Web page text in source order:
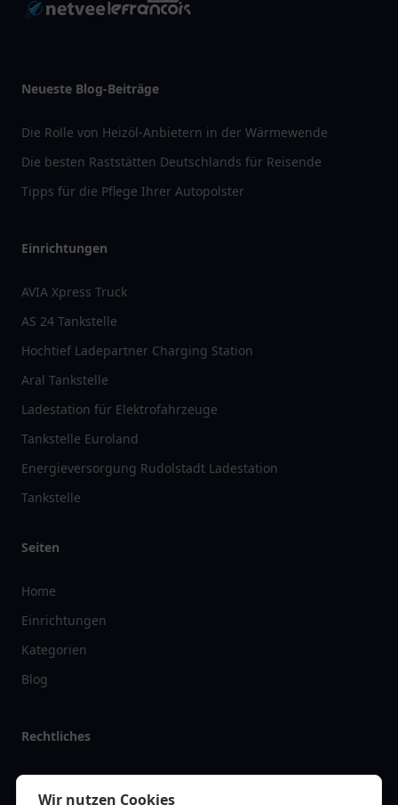
Neueste Blog-Beiträge
Die Rolle von Heizöl-Anbietern in der Wärmewende
Die besten Raststätten Deutschlands für Reisende
Tipps für die Pflege Ihrer Autopolster
Einrichtungen
AVIA Xpress Truck
AS 24 Tankstelle
Hochtief Ladepartner Charging Station
Aral Tankstelle
Ladestation für Elektrofahrzeuge
Tankstelle Euroland
Energieversorgung Rudolstadt Ladestation
Tankstelle
Seiten
Home
Einrichtungen
Kategorien
Blog
Rechtliches
Impressum
Wir nutzen Cookies